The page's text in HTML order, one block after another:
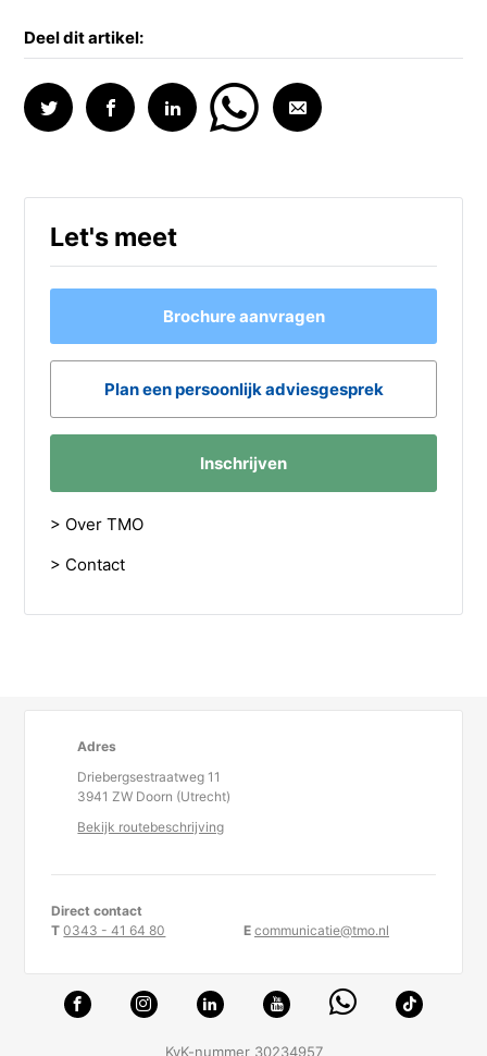
Deel dit artikel:
Let's meet
Brochure aanvragen
Plan een persoonlijk adviesgesprek
Inschrijven
> Over TMO
> Contact
Adres
Driebergsestraatweg 11
3941 ZW Doorn (Utrecht)
Bekijk routebeschrijving
Direct contact
T0343 - 41 64 80 E communicatie@tmo.nl
KvK-nummer 30234957